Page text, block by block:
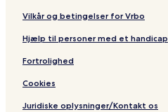
Vilkår og betingelser for Vrbo
Hjælp til personer med et handicap
Fortrolighed
Cookies
Juridiske oplysninger/Kontakt os